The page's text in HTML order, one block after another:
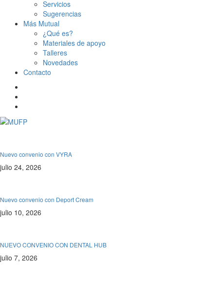
Servicios
Sugerencias
Más Mutual
¿Qué es?
Materiales de apoyo
Talleres
Novedades
Contacto
Nuevo convenio con VYRA
julio 24, 2026
Nuevo convenio con Deport Cream
julio 10, 2026
NUEVO CONVENIO CON DENTAL HUB
julio 7, 2026